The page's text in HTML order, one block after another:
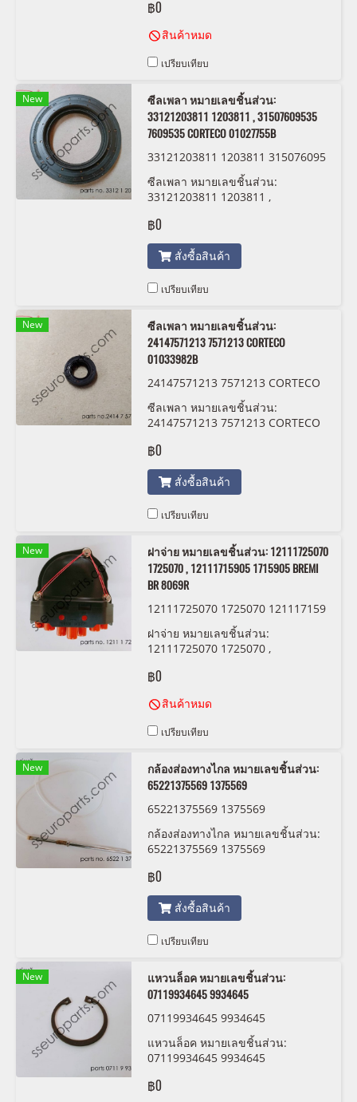
฿0
สินค้าหมด
เปรียบเทียบ
New
ซีลเพลา หมายเลขชิ้นส่วน:
33121203811 1203811 , 31507609535
7609535 CORTECO 01027755B
33121203811 1203811 315076095
35 7609535 CORTECO 01027755B
ซีลเพลา หมายเลขชิ้นส่วน:
33121203811 1203811 ,
01027755B
฿0
สั่งซื้อสินค้า
เปรียบเทียบ
New
ซีลเพลา หมายเลขชิ้นส่วน:
24147571213 7571213 CORTECO
01033982B
24147571213 7571213 CORTECO
ซีลเพลา หมายเลขชิ้นส่วน:
24147571213 7571213 CORTECO
฿0
สั่งซื้อสินค้า
เปรียบเทียบ
New
ฝาจ่าย หมายเลขชิ้นส่วน: 12111725070
1725070 , 12111715905 1715905 BREMI
BR 8069R
12111725070 1725070 121117159
05 1715905 BREMI BR8069R
ฝาจ่าย หมายเลขชิ้นส่วน:
12111725070 1725070 ,
8069R
฿0
สินค้าหมด
เปรียบเทียบ
New
กล้องส่องทางไกล หมายเลขชิ้นส่วน:
65221375569 1375569
65221375569 1375569
กล้องส่องทางไกล หมายเลขชิ้นส่วน:
65221375569 1375569
฿0
สั่งซื้อสินค้า
เปรียบเทียบ
New
แหวนล็อค หมายเลขชิ้นส่วน:
07119934645 9934645
07119934645 9934645
แหวนล็อค หมายเลขชิ้นส่วน:
07119934645 9934645
฿0